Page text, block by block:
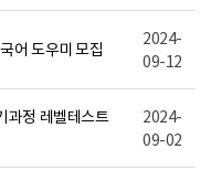
어 도우미 모집
2024-
09-12
과정 레벨테스트
2024-
09-02